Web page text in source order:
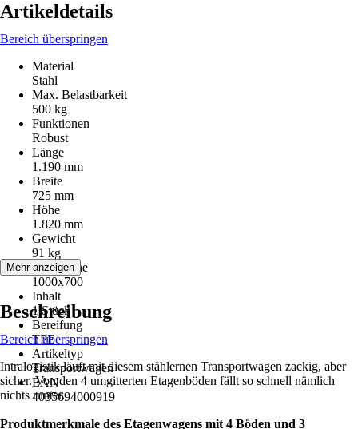
Artikeldetails
Bereich überspringen
Material
Stahl
Max. Belastbarkeit
500 kg
Funktionen
Robust
Länge
1.190 mm
Breite
725 mm
Höhe
1.820 mm
Gewicht
91 kg
Ladefläche
1000x700
Inhalt
1 Stück
Bereifung
TPE
Artikeltyp
Transportwagen
EAN
4035694000919
Mehr anzeigen
Beschreibung
Bereich überspringen
Intralogistik läuft mit diesem stählernen Transportwagen zackig, aber
sicher. Von den 4 umgitterten Etagenböden fällt so schnell nämlich
nichts runter.
Produktmerkmale des Etagenwagens mit 4 Böden und 3